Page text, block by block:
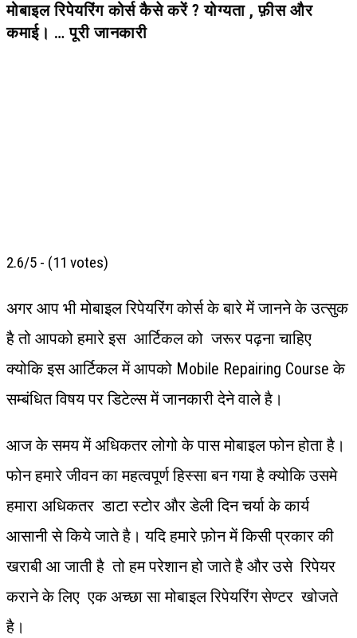
मोबाइल रिपेयरिंग कोर्स कैसे करें ? योग्यता , फ़ीस और
कमाई। … पूरी जानकारी
2.6/5 - (11 votes)
अगर आप भी मोबाइल रिपेयरिंग कोर्स के बारे में जानने के उत्सुक
है तो आपको हमारे इस आर्टिकल को जरूर पढ़ना चाहिए
क्योकि इस आर्टिकल में आपको Mobile Repairing Course के
सम्बंधित विषय पर डिटेल्स में जानकारी देने वाले है।
आज के समय में अधिकतर लोगो के पास मोबाइल फोन होता है।
फोन हमारे जीवन का महत्वपूर्ण हिस्सा बन गया है क्योकि उसमे
हमारा अधिकतर डाटा स्टोर और डेली दिन चर्या के कार्य
आसानी से किये जाते है। यदि हमारे फ़ोन में किसी प्रकार की
खराबी आ जाती है तो हम परेशान हो जाते है और उसे रिपेयर
कराने के लिए एक अच्छा सा मोबाइल रिपेयरिंग सेण्टर खोजते
है।